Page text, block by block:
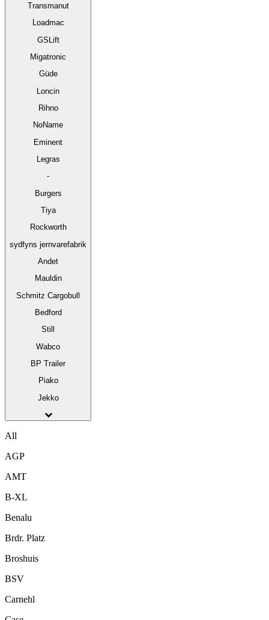
Transmanut
Loadmac
GSLift
Migatronic
Güde
Loncin
Rihno
NoName
Eminent
Legras
-
Burgers
Tiya
Rockworth
sydfyns jernvarefabrik
Andet
Mauldin
Schmitz Cargobull
Bedford
Still
Wabco
BP Trailer
Piako
Jekko
All
AGP
AMT
B-XL
Benalu
Brdr. Platz
Broshuis
BSV
Carnehl